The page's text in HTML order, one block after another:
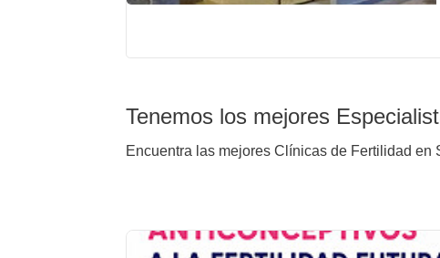
Tenemos los mejores
Encuentra las mejores Clínicas de Fertilidad